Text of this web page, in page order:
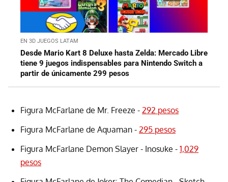
EN 3D JUEGOS LATAM
Desde Mario Kart 8 Deluxe hasta Zelda: Mercado Libre
tiene 9 juegos indispensables para Nintendo Switch a
partir de únicamente 299 pesos
Figura McFarlane de Mr. Freeze - 292 pesos
Figura McFarlane de Aquaman - 295 pesos
Figura McFarlane Demon Slayer - Inosuke - 1,029
pesos